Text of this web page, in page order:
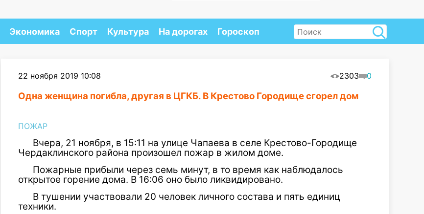
Экономика Спорт Культура На дорогах Гороскоп
22 ноября 2019 10:08 2303 0
Одна женщина погибла, другая в ЦГКБ. В Крестово Городище сгорел дом
ПОЖАР
Вчера, 21 ноября, в 15:11 на улице Чапаева в селе Крестово-Городище
Чердаклинского района произошел пожар в жилом доме.
Пожарные прибыли через семь минут, в то время как наблюдалось
открытое горение дома. В 16:06 оно было ликвидировано.
В тушении участвовали 20 человек личного состава и пять единиц
техники.